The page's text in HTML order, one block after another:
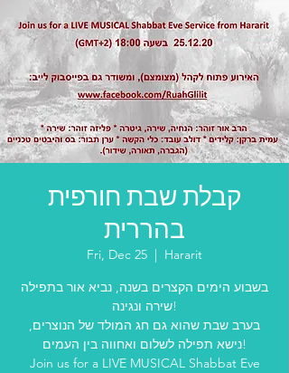
קבלת שבת חורפית
בהררית
Fri, Dec 25
  |
Hararit
בשבוע הימים הקצרים בשנה, נביא אור בתפילה
שירה ונגינה!
בערב שבת שהוא גם חג המולד של הנוצרים,
נישא תפילה לשלום ואחווה בין העמים!
Join us for a LIVE MUSICAL Shabbat Eve